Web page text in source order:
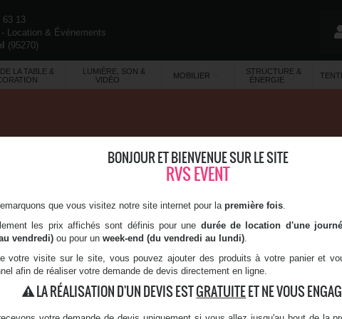
63 13
- Location & Événements
(95270)
LA TABLE &
LUMIÈRE, SON &
VIDÉO
MOBILIER
STRUCTURE &
ÉNERGIE
À FIL CEE / FICHE FEMELLE
IP 44
CARRÉ ASD - ASZ22
: 0,50 x 0,50 m
BONJOUR ET BIENVENUE SUR LE SITE
RVS EVENT
que vous visitez notre site internet pour la première fois
les prix affichés sont définis pour une durée de location d'une
vendredi) ou pour un week-end (du vendredi au lundi)
votre visite sur le site, vous pouvez ajouter des produits à votre panier et
afin de réaliser votre demande de devis directement en ligne.
LA RÉALISATION D'UN DEVIS ESTGRATUITEET NE VOUS